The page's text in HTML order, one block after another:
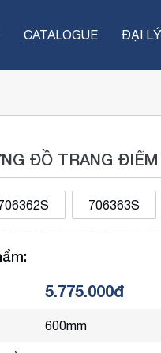
CATALOGUE ĐẠI LÝ
ĐỒ TRANG ĐIỂM
706363S
5.775.000đ
600mm